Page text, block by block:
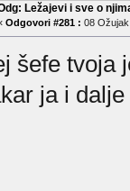
Ležajevi i sve o
Odgovori #281 : 08
šefe
ja i